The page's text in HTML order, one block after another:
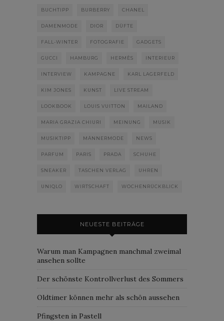
BUCHTIPP BURBERRY CHANEL
DAMENMODE DIOR DÜFTE
FALL-WINTER FOTOGRAFIE GADGETS
GUCCI HAMBURG HERMÈS INTERIEUR
INTERVIEW KAMPAGNE KARL LAGERFELD
KIM JONES KUNST LIVE STREAM
LOOKBOOK LOUIS VUITTON MAILAND
MARIA GRAZIA CHIURI MEINUNG MUSIK
MUSIKTIPP MÄNNERMODE NEWS
PARFUM PARIS PRADA SCHUHE
SNEAKER TASCHEN VERLAG UHREN
UNIQLO WIRTSCHAFT WOCHENRÜCKBLICK
NEUESTE BEITRÄGE
Warum man Kampagnen manchmal zweimal
ansehen sollte
Der schönste Kontrollverlust des Sommers
Oldtimer können mehr als schön aussehen
Pfingsten in Pastell